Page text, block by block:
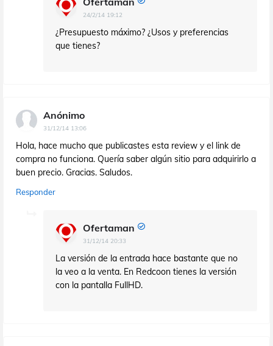
24/2/14 19:12
¿Presupuesto máximo? ¿Usos y preferencias
que tienes?
Anónimo
31/12/14 13:06
Hola, hace mucho que publicastes esta review y el link de
compra no funciona. Quería saber algún sitio para adquirirlo a
buen precio. Gracias. Saludos.
Responder
Ofertaman
31/12/14 20:33
La versión de la entrada hace bastante que no
la veo a la venta. En Redcoon tienes la versión
con la pantalla FullHD.